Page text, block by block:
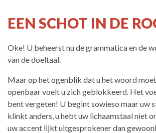
EEN SCHOT IN DE
Oke! U beheerst nu de grammatica en de
van de doeltaal.
Maar op het ogenblik dat u het woord
openbaar voelt u zich geblokkeerd. Het
bent vergeten! U begint sowieso maar uw
klinkt anders, u hebt uw lichaamstaal niet
uw accent lijkt uitgesprokener dan